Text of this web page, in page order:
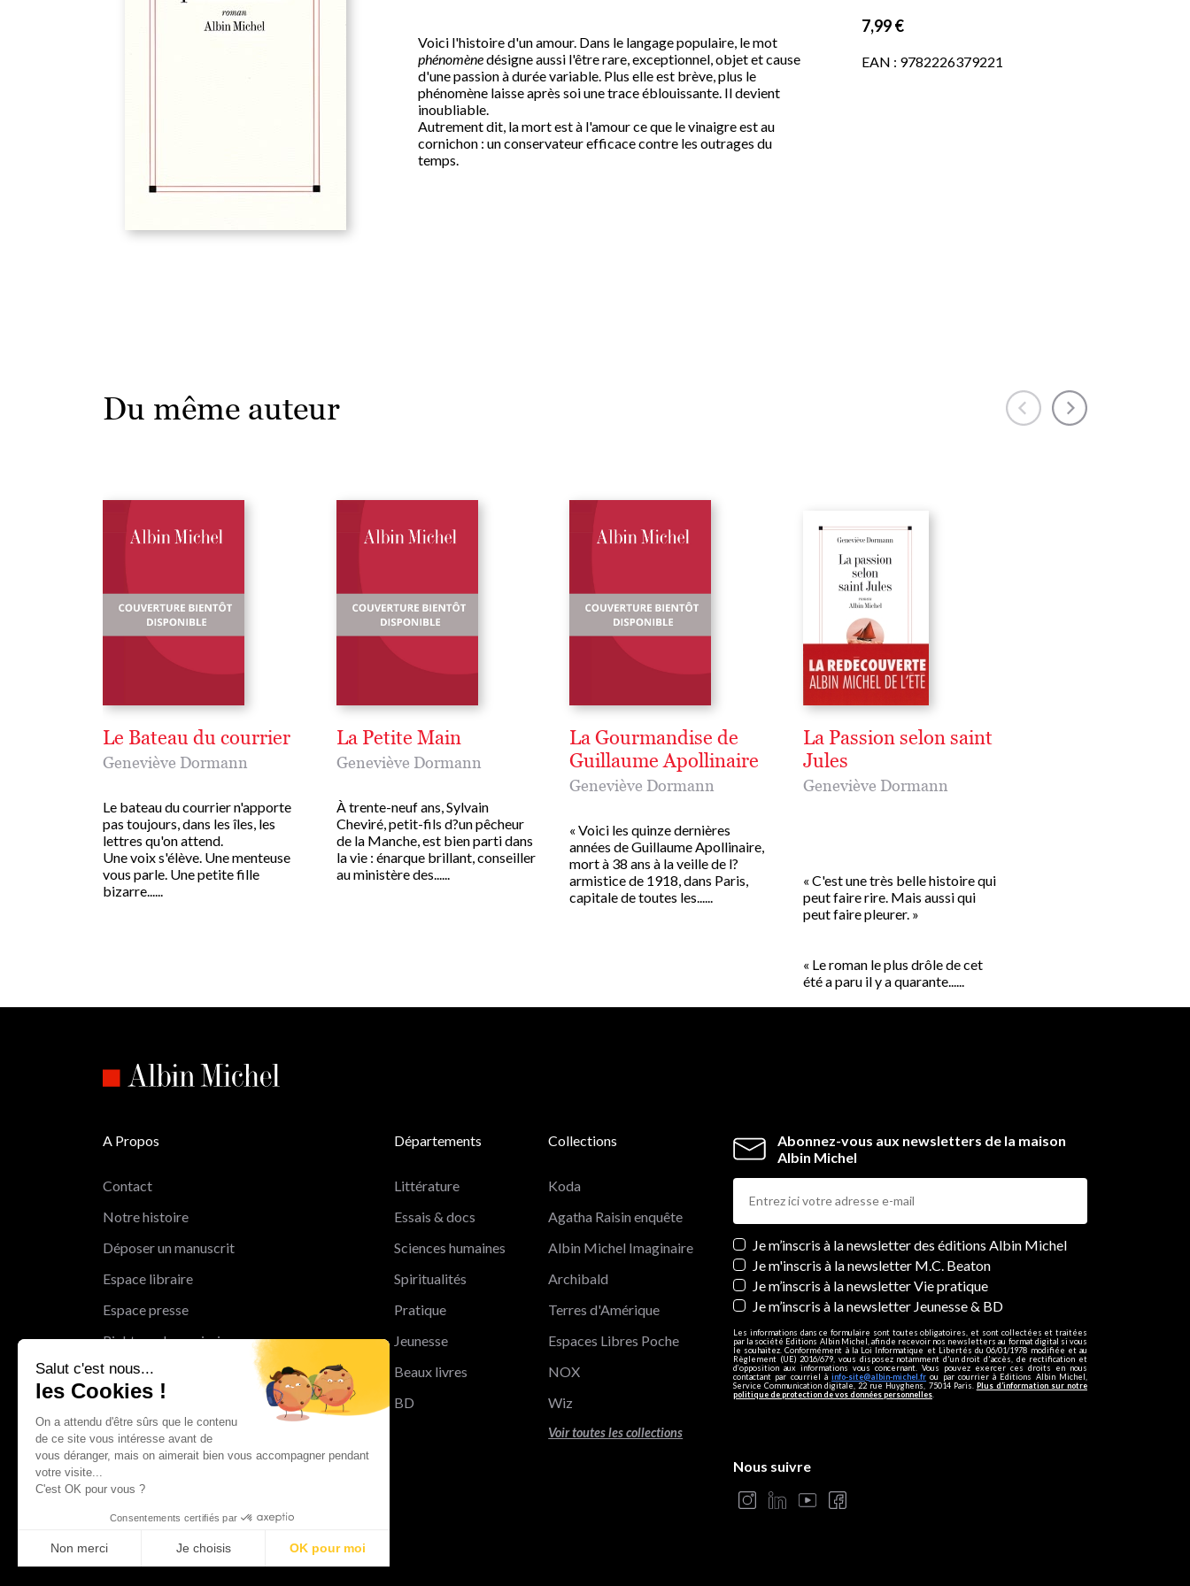
Salut c'est nous...
les Cookies !
On a attendu d'être sûrs que le contenu
de ce site vous intéresse avant de
vous déranger, mais on aimerait bien vous accompagner pendant
votre visite...
C'est OK pour vous ?
Consentements certifiés par
Non merci Je choisis OK pour moi
Voici l'histoire d'un amour. Dans le langage populaire, le mot
phénomènedésigne aussi l'être rare, exceptionnel, objet et cause
d'une passion à durée variable. Plus elle est brève, plus le
phénomène laisse après soi une trace éblouissante. Il devient
inoubliable.
Autrement dit, la mort est à l'amour ce que le vinaigre est au
cornichon : un conservateur efficace contre les outrages du
temps.
7,99 €
EAN : 9782226379221
Du même auteur
Le Bateau du courrier
Geneviève Dormann
Le bateau du courrier n'apporte
pas toujours, dans les îles, les
lettres qu'on attend.
Une voix s'élève. Une menteuse
vous parle. Une petite fille
bizarre......
La Petite Main
Geneviève Dormann
À trente-neuf ans, Sylvain
Cheviré, petit-fils d?un pêcheur
de la Manche, est bien parti dans
la vie : énarque brillant, conseiller
au ministère des......
La Gourmandise de
Guillaume Apollinaire
Geneviève Dormann
« Voici les quinze dernières
années de Guillaume Apollinaire,
mort à 38 ans à la veille de l?
armistice de 1918, dans Paris,
capitale de toutes les......
La Passion selon saint
Jules
Geneviève Dormann
« C'est une très belle histoire qui
peut faire rire. Mais aussi qui
peut faire pleurer. »
« Le roman le plus drôle de cet
été a paru il y a quarante......
Abonnez-vous aux newsletters de la maison
Albin Michel
Newsletters
Je m’inscris à la newsletter des éditions Albin Michel
Je m'inscris à la newsletter M.C. Beaton
Je m’inscris à la newsletter Vie pratique
Je m’inscris à la newsletter Jeunesse & BD
Les informations dans ce formulaire sont toutes obligatoires, et sont collectées et traitées
par la société Editions Albin Michel, afin de recevoir nos newsletters au format digital si vous
le souhaitez. Conformément à la Loi Informatique et Libertés du 06/01/1978 modifiée et au
Règlement (UE) 2016/679, vous disposez notamment d'un droit d'accès, de rectification et
d’opposition aux informations vous concernant. Vous pouvez exercer ces droits en nous
contactant par courriel àinfo-site@albin-michel.fr ou par courrier à Editions Albin Michel,
Service Communication digitale, 22 rue Huyghens, 75014 Paris. Plus d’information sur notre
politique de protection de vos données personnelles
A Propos
Contact
Notre histoire
Déposer un manuscrit
Espace libraire
Espace presse
Rights and permissions
Mentions légales
Cookies
Charte de protection des données
personnelles
Le Groupe Albin Michel
Les librairies du groupe Albin Michel
Albin Michel Imaginaire
Départements
Littérature
Essais & docs
Sciences humaines
Spiritualités
Pratique
Jeunesse
Beaux livres
BD
Collections
Koda
Agatha Raisin enquête
Albin Michel Imaginaire
Archibald
Terres d'Amérique
Espaces Libres Poche
NOX
Wiz
Voir toutes les collections
Nous suivre